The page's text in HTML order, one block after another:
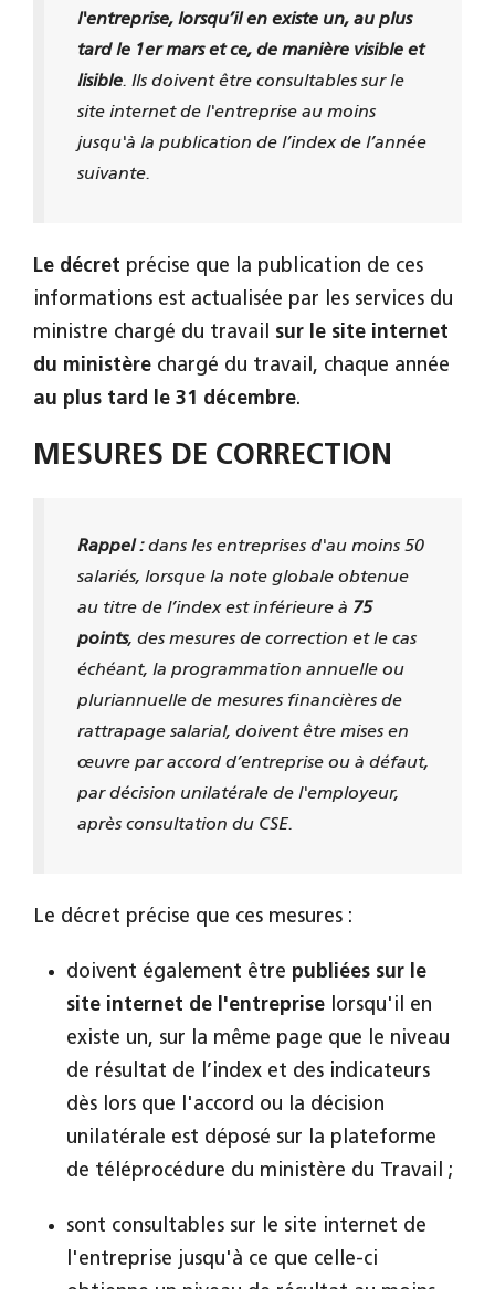
l'entreprise, lorsqu’il en existe un, au plus
tard le 1er mars et ce, de manière visible et
lisible. Ils doivent être consultables sur le
site internet de l'entreprise au moins
jusqu'à la publication de l’index de l’année
suivante.
Le décret précise que la publication de ces
informations est actualisée par les services du
ministre chargé du travail sur le site internet
du ministère chargé du travail, chaque année
au plus tard le 31 décembre.
MESURES DE CORRECTION
Rappel :dans les entreprises d'au moins 50
salariés, lorsque la note globale obtenue
au titre de l’index est inférieure à 75
points, des mesures de correction et le cas
échéant, la programmation annuelle ou
pluriannuelle de mesures financières de
rattrapage salarial, doivent être mises en
œuvre par accord d’entreprise ou à défaut,
par décision unilatérale de l'employeur,
après consultation du CSE.
Le décret précise que ces mesures :
doivent également être publiées sur le
site internet de l'entreprise lorsqu'il en
existe un, sur la même page que le niveau
de résultat de l’index et des indicateurs
dès lors que l'accord ou la décision
unilatérale est déposé sur la plateforme
de téléprocédure du ministère du Travail ;
sont consultables sur le site internet de
l'entreprise jusqu'à ce que celle-ci